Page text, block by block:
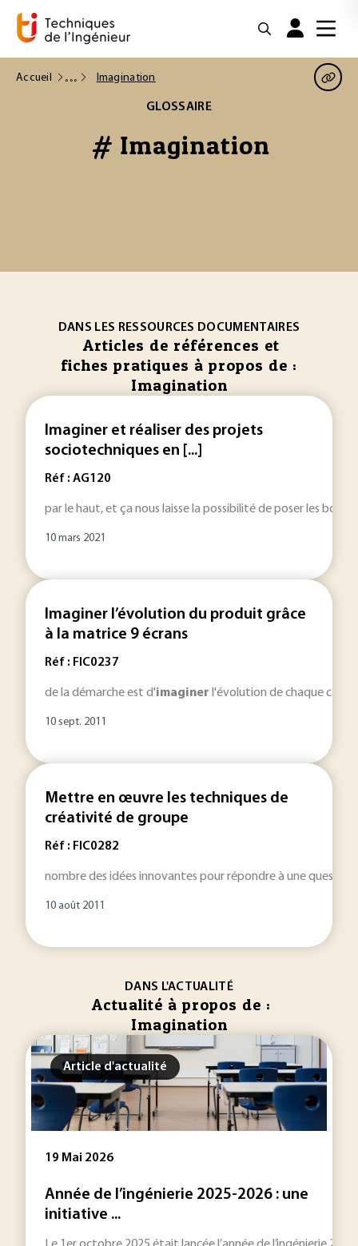
Accueil Imagination
GLOSSAIRE
# Imagination
DANS LES RESSOURCES DOCUMENTAIRES
Articles de références et
fiches pratiques à propos de :
Imagination
Imaginer et réaliser des projets
sociotechniques en [...]
Réf : AG120
par le haut, et ça nous laisse la possibilité de poser les
10 mars 2021
Imaginer l’évolution du produit grâce
à la matrice 9 écrans
Réf : FIC0237
de la démarche est d'imaginer l'évolution de chaque
10 sept. 2011
Mettre en œuvre les techniques de
créativité de groupe
Réf : FIC0282
nombre des idées innovantes pour répondre à une
10 août 2011
DANS L'ACTUALITÉ
Actualité à propos de :
Imagination
Article d'actualité
19 Mai 2026
Année de l’ingénierie 2025-2026 : une
initiative ...